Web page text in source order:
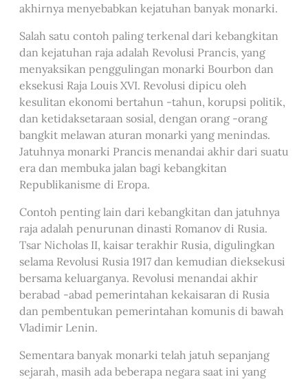
akhirnya menyebabkan kejatuhan banyak monarki.
Salah satu contoh paling terkenal dari kebangkitan
dan kejatuhan raja adalah Revolusi Prancis, yang
menyaksikan penggulingan monarki Bourbon dan
eksekusi Raja Louis XVI. Revolusi dipicu oleh
kesulitan ekonomi bertahun -tahun, korupsi politik,
dan ketidaksetaraan sosial, dengan orang -orang
bangkit melawan aturan monarki yang menindas.
Jatuhnya monarki Prancis menandai akhir dari suatu
era dan membuka jalan bagi kebangkitan
Republikanisme di Eropa.
Contoh penting lain dari kebangkitan dan jatuhnya
raja adalah penurunan dinasti Romanov di Rusia.
Tsar Nicholas II, kaisar terakhir Rusia, digulingkan
selama Revolusi Rusia 1917 dan kemudian dieksekusi
bersama keluarganya. Revolusi menandai akhir
berabad -abad pemerintahan kekaisaran di Rusia
dan pembentukan pemerintahan komunis di bawah
Vladimir Lenin.
Sementara banyak monarki telah jatuh sepanjang
sejarah, masih ada beberapa negara saat ini yang